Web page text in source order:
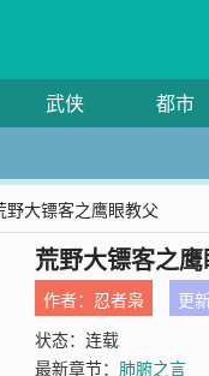
武侠 都市
野大镖客之鹰眼教父
荒野大镖客之
作者： 忍者枭 更
状态：连载
最新章节： 肺腑之言